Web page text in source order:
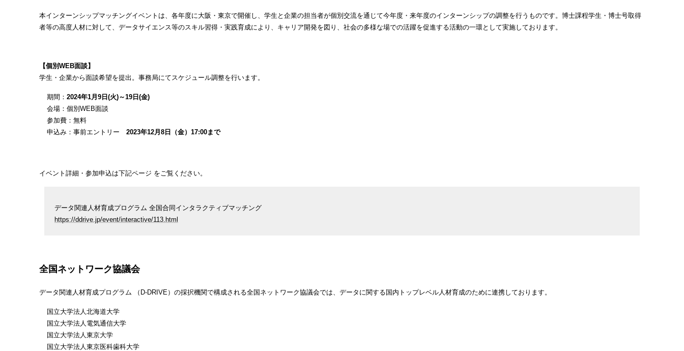
本インターンシップマッチングイベントは、各年度に大阪・東京で開催し、学生と企業の担当者が個別交流を通じて今年度・来年度のインターンシップの調整を行うものです。博士課程学生・博士号取得
者等の高度人材に対して、データサイエンス等のスキル習得・実践育成により、キャリア開発を図り、社会の多様な場での活躍を促進する活動の一環として実施しております。
【個別WEB面談】
学生・企業から面談希望を提出。事務局にてスケジュール調整を行います。
期間： 2024年1月9日(火)～19日(金)
会場：個別WEB面談
参加費：無料
申込み：事前エントリー 2023年12月8日（金）17:00まで
イベント詳細・参加申込は下記ページ をご覧ください。
データ関連人材育成プログラム 全国合同インタラクティブマッチング
https://ddrive.jp/event/interactive/113.html
全国ネットワーク協議会
データ関連人材育成プログラム （D-DRIVE）の採択機関で構成される全国ネットワーク協議会では、データに関する国内トップレベル人材育成のために連携しております。
国立大学法人北海道大学
国立大学法人電気通信大学
国立大学法人東京大学
国立大学法人東京医科歯科大学